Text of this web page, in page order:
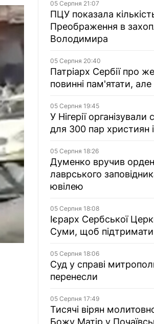
05 Серпня 21:07
ПЦУ показала
Преображення в
Володимира
05 Серпня 20:40
Патріарх Сербії про
повинні пам'ятати, але
05 Серпня 19:45
У Нігерії організували
для 300 пар християн
05 Серпня 18:26
Думенко вручив орден
лаврського
ювілею
05 Серпня 18:08
Ієрарх Сербської
Суми, щоб
05 Серпня 18:06
Суд у справі
перенесли
05 Серпня 17:49
Тисячі вірян
Божу Матір у